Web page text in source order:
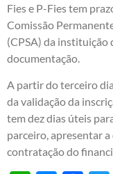
Fies e P-Fies tem
Comissão
(CPSA) da instituição
documentação.
A partir do terceiro
da validação da
tem dez dias úteis
parceiro, apresentar
contratação do